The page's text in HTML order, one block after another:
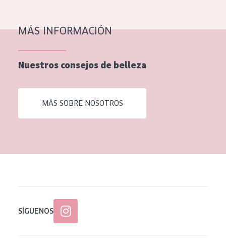
Piel normal y seca
Piel mixata o grasa
Piel madura
Piel expuesta al sol
Piel menopáusica
Todas las edades
MÁS INFORMACIÓN
Nuestros consejos de belleza
MÁS SOBRE NOSOTROS
SÍGUENOS